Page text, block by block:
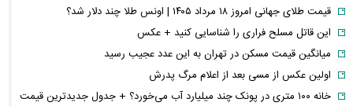
قیمت طلای جهانی امروز ۱۸ مرداد ۱۴۰۵ | اونس طلا چند دلار شد؟
این قاتل مسلح فراری را شناسایی کنید + عکس
میانگین قیمت مسکن در تهران به این عدد عجیب رسید
اولین عکس از مسی بعد از اعلام مرگ پدرش
خانه ۱۰۰ متری در پونک چند میلیارد آب می‌خورد؟ + جدول جدیدترین قیمت